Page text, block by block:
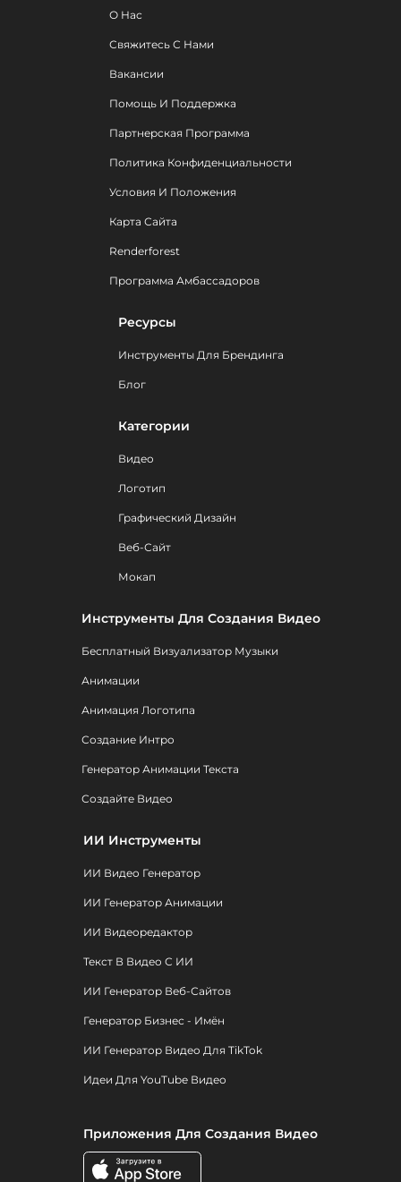
О Нас
Свяжитесь С Нами
Вакансии
Помощь И Поддержка
Партнерская Программа
Политика Конфиденциальности
Условия И Положения
Карта Сайта
Renderforest
Программа Амбассадоров
Ресурсы
Инструменты Для Брендинга
Блог
Категории
Видео
Логотип
Графический Дизайн
Веб-Сайт
Мокап
Инструменты Для Создания Видео
Бесплатный Визуализатор Музыки
Анимации
Анимация Логотипа
Создание Интро
Генератор Анимации Текста
Создайте Видео
ИИ Инструменты
ИИ Видео Генератор
ИИ Генератор Анимации
ИИ Видеоредактор
Текст В Видео С ИИ
ИИ Генератор Веб-Сайтов
Генератор Бизнес - Имён
ИИ Генератор Видео Для TikTok
Идеи Для YouTube Видео
Приложения Для Создания Видео